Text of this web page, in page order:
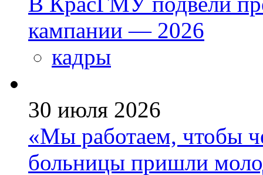
кампании — 2026
кадры
30 июля 2026
«Мы работаем, чтобы
больницы пришли